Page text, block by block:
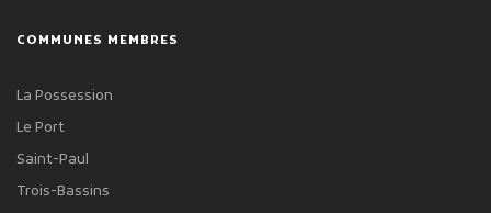
COMMUNES MEMBRES
La Possession
Le Port
Saint-Paul
Trois-Bassins